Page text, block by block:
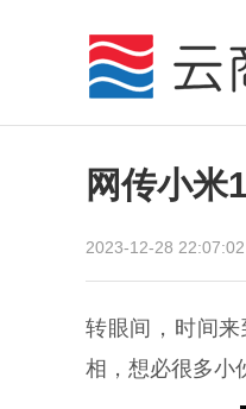
网传小米
2023-12-28
转眼间，时间
相，想必很多小